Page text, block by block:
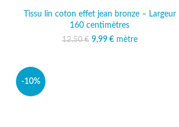
Tissu lin coton effet jean bronze – Largeur
160 centimètres
12,50€
Le prix initial était :
9,99 € Le prix actuel est :
mètre
-10%